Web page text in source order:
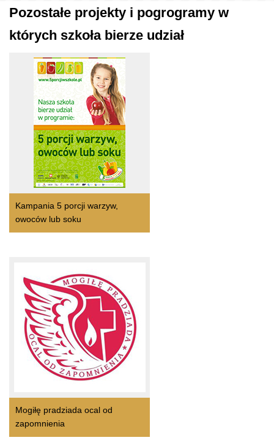
Pozostałe projekty i pogrogramy w
których szkoła bierze udział
Kampania 5 porcji warzyw,
owoców lub soku
Mogiłę pradziada ocal od
zapomnienia